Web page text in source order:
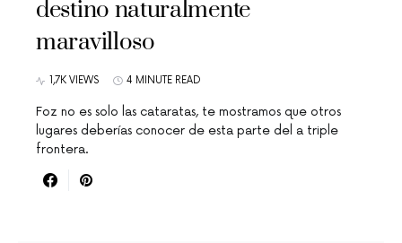
destino naturalmente
maravilloso
1,7K VIEWS 4 MINUTE READ
Foz no es solo las cataratas, te mostramos que otros
lugares deberías conocer de esta parte del a triple
frontera.